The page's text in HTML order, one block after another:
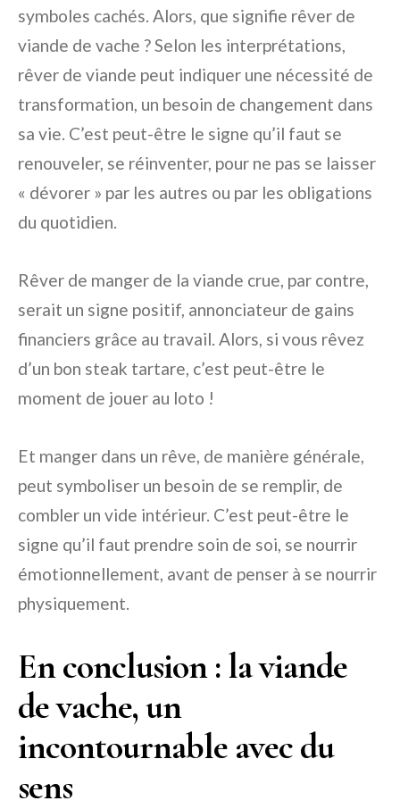
symboles cachés. Alors, que signifie rêver de
viande de vache ? Selon les interprétations,
rêver de viande peut indiquer une nécessité de
transformation, un besoin de changement dans
sa vie. C’est peut-être le signe qu’il faut se
renouveler, se réinventer, pour ne pas se laisser
« dévorer » par les autres ou par les obligations
du quotidien.
Rêver de manger de la viande crue, par contre,
serait un signe positif, annonciateur de gains
financiers grâce au travail. Alors, si vous rêvez
d’un bon steak tartare, c’est peut-être le
moment de jouer au loto !
Et manger dans un rêve, de manière générale,
peut symboliser un besoin de se remplir, de
combler un vide intérieur. C’est peut-être le
signe qu’il faut prendre soin de soi, se nourrir
émotionnellement, avant de penser à se nourrir
physiquement.
En conclusion : la viande
de vache, un
incontournable avec du
sens